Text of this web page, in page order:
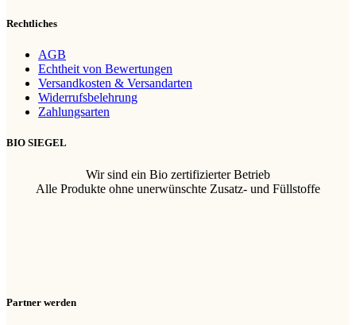
Rechtliches
AGB
Echtheit von Bewertungen
Versandkosten & Versandarten
Widerrufsbelehrung
Zahlungsarten
BIO SIEGEL
Wir sind ein Bio zertifizierter Betrieb
Alle Produkte ohne unerwünschte Zusatz- und Füllstoffe
Partner werden